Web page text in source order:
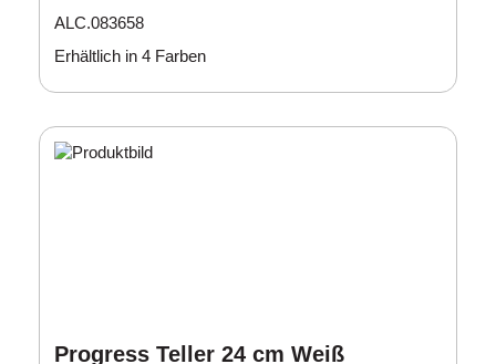
ALC.083658
Erhältlich in 4 Farben
Progress Teller 24 cm Weiß